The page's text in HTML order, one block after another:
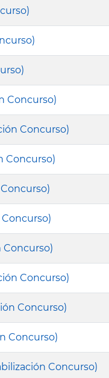
Concurso)
Concurso)
Concurso)
Concurso)
Concurso)
Concurso)
Concurso)
Concurso)